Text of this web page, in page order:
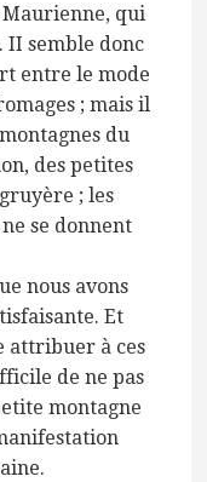
qui
II semble donc
entre le mode
; mais il
du
des petites
; les
se donnent
nous avons
Et
attribuer à ces
de ne pas
montagne